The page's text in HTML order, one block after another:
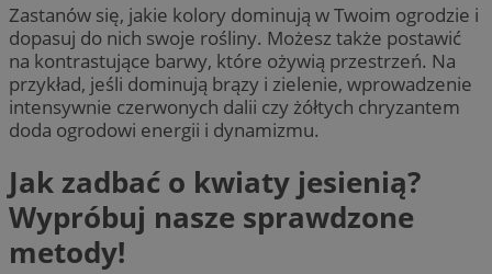
Zastanów się, jakie kolory dominują w Twoim ogrodzie i
dopasuj do nich swoje rośliny. Możesz także postawić
na kontrastujące barwy, które ożywią przestrzeń. Na
przykład, jeśli dominują brązy i zielenie, wprowadzenie
intensywnie czerwonych dalii czy żółtych chryzantem
doda ogrodowi energii i dynamizmu.
Jak zadbać o kwiaty jesienią?
Wypróbuj nasze sprawdzone
metody!